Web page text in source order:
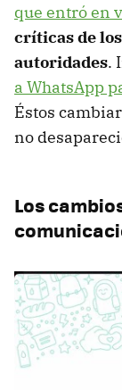
que entró en
críticas de
autoridades.
a WhatsApp
Éstos
no
Los